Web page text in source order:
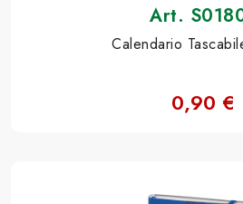
Art.
Calendario
0,90 €